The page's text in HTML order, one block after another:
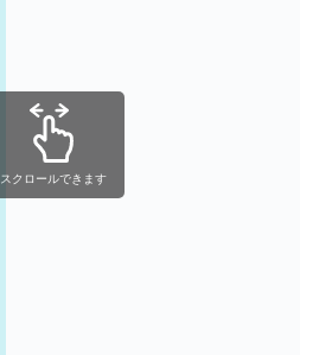
スクロールできます